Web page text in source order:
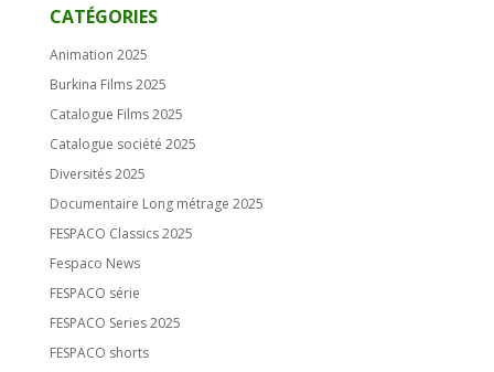
CATÉGORIES
Animation 2025
Burkina Films 2025
Catalogue Films 2025
Catalogue société 2025
Diversités 2025
Documentaire Long métrage 2025
FESPACO Classics 2025
Fespaco News
FESPACO série
FESPACO Series 2025
FESPACO shorts